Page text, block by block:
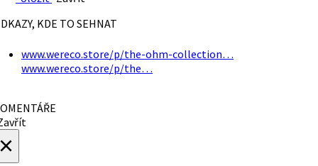
KDE TO SEHNAT
www.wereco.store/p/the-ohm-collection…
www.wereco.store/p/the…